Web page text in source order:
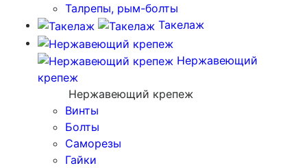
Талрепы, рым-болты
Такелаж
Нержавеющий
крепеж
Нержавеющий крепеж
Винты
Болты
Саморезы
Гайки